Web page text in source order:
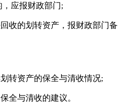
应报财政部门;
收的划转资产，报财政部门备
转资产的保全与清收情况;
全与清收的建议。